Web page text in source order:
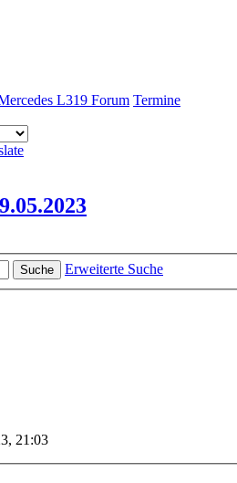
L319 Forum Termine
Suche
Erweiterte Suche
21:03